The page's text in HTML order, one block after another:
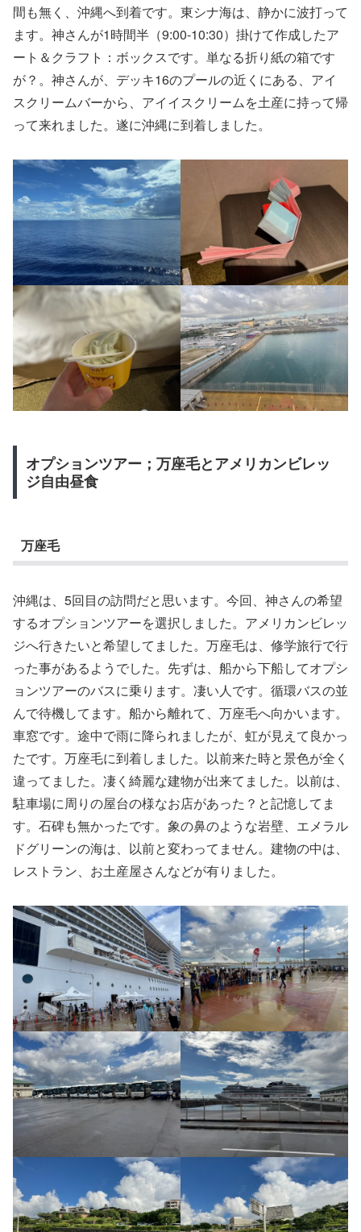
間も無く、沖縄へ到着です。東シナ海は、静かに波打って
ます。神さんが1時間半（9:00-10:30）掛けて作成したア
ート＆クラフト：ボックスです。単なる折り紙の箱です
が？。神さんが、デッキ16のプールの近くにある、アイ
スクリームバーから、アイイスクリームを土産に持って帰
って来れました。遂に沖縄に到着しました。
オプションツアー；万座毛とアメリカンビレッ
ジ自由昼食
万座毛
沖縄は、5回目の訪問だと思います。今回、神さんの希望
するオプションツアーを選択しました。アメリカンビレッ
ジへ行きたいと希望してました。万座毛は、修学旅行で行
った事があるようでした。先ずは、船から下船してオプシ
ョンツアーのバスに乗ります。凄い人です。循環バスの並
んで待機してます。船から離れて、万座毛へ向かいます。
車窓です。途中で雨に降られましたが、虹が見えて良かっ
たです。万座毛に到着しました。以前来た時と景色が全く
違ってました。凄く綺麗な建物が出来てました。以前は、
駐車場に周りの屋台の様なお店があった？と記憶してま
す。石碑も無かったです。象の鼻のような岩壁、エメラル
ドグリーンの海は、以前と変わってません。建物の中は、
レストラン、お土産屋さんなどが有りました。